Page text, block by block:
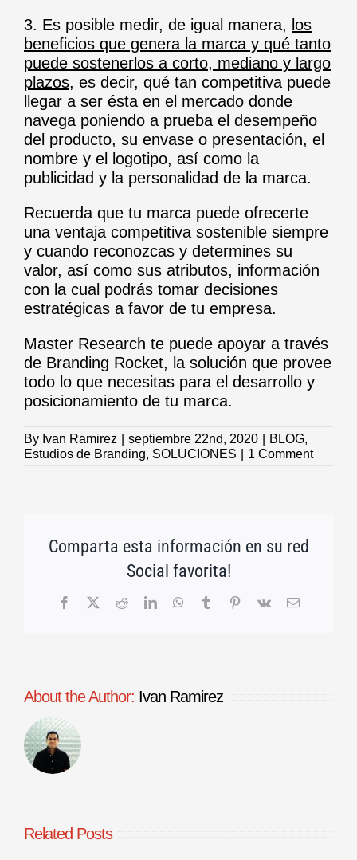
3. Es posible medir, de igual manera, los
beneficios que genera la marca y qué tanto
puede sostenerlos a corto, mediano y largo
plazos, es decir, qué tan competitiva puede
llegar a ser ésta en el mercado donde
navega poniendo a prueba el desempeño
del producto, su envase o presentación, el
nombre y el logotipo, así como la
publicidad y la personalidad de la marca.
Recuerda que tu marca puede ofrecerte
una ventaja competitiva sostenible siempre
y cuando reconozcas y determines su
valor, así como sus atributos, información
con la cual podrás tomar decisiones
estratégicas a favor de tu empresa.
Master Research te puede apoyar a través
de Branding Rocket, la solución que provee
todo lo que necesitas para el desarrollo y
posicionamiento de tu marca.
By Ivan Ramirez septiembre 22nd, 2020 BLOG,
Estudios de Branding, SOLUCIONES 1 Comment
Comparta esta información en su red
Social favorita!
Facebook
X RedditLinkedInWhatsApp
TumblrPinterest
Vk Email
About the Author: Ivan Ramirez
Related Posts